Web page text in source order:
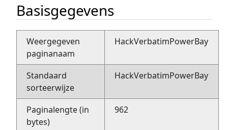
Basisgegevens
Weergegeven
paginanaam
HackVerbatimPowerBay
Standaard
sorteerwijze
HackVerbatimPowerBay
Paginalengte (in
bytes)
962